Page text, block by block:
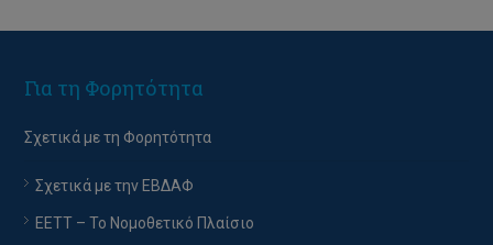
Για τη Φορητότητα
Σχετικά με τη Φορητότητα
Σχετικά με την ΕΒΔΑΦ
EETT – Το Νομοθετικό Πλαίσιο